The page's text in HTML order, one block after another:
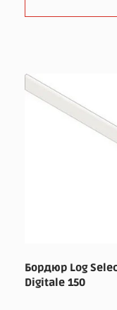
Бордюр Log
Digitale 150